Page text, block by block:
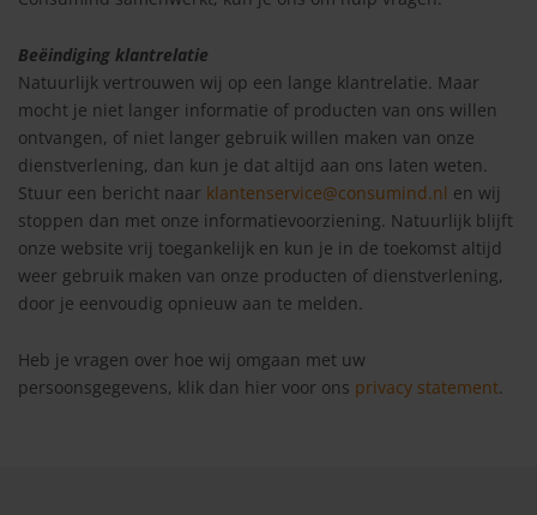
Beëindiging klantrelatie
Natuurlijk vertrouwen wij op een lange klantrelatie. Maar
mocht je niet langer informatie of producten van ons willen
ontvangen, of niet langer gebruik willen maken van onze
dienstverlening, dan kun je dat altijd aan ons laten weten.
Stuur een bericht naar klantenservice@consumind.nl en wij
stoppen dan met onze informatievoorziening. Natuurlijk blijft
onze website vrij toegankelijk en kun je in de toekomst altijd
weer gebruik maken van onze producten of dienstverlening,
door je eenvoudig opnieuw aan te melden.
Heb je vragen over hoe wij omgaan met uw
persoonsgegevens, klik dan hier voor ons privacy statement.